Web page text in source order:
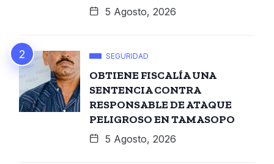
5 Agosto, 2026
SEGURIDAD
OBTIENE FISCALÍA UNA
SENTENCIA CONTRA
RESPONSABLE DE ATAQUE
PELIGROSO EN TAMASOPO
5 Agosto, 2026